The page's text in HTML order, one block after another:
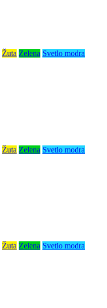
Žuta Zelena Svetlo modra
Žuta Zelena Svetlo modra
Žuta Zelena Svetlo modra